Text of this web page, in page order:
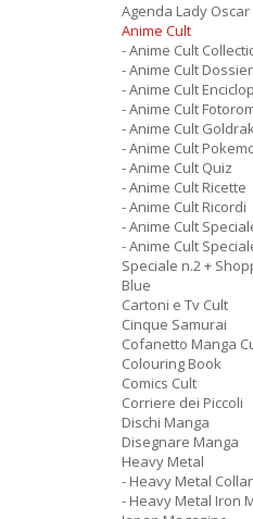
CULT ENCICLOPEDIA N.6
Digitale
5.90 €
Agenda Lady
Anime Cult
- Anime Cult
- Anime Cult Dossier
- Anime Cult
- Anime Cult
- Anime Cult
- Anime Cult
- Anime Cult Quiz
- Anime Cult Ricette
- Anime Cult Ricordi
- Anime Cult
- Anime Cult
Speciale n.2 +
Blue
Cartoni e Tv Cult
Cinque Samurai
Cofanetto Manga
Colouring Book
Comics Cult
Corriere dei Piccoli
Dischi Manga
Disegnare Manga
Heavy Metal
- Heavy Metal
- Heavy Metal Iron